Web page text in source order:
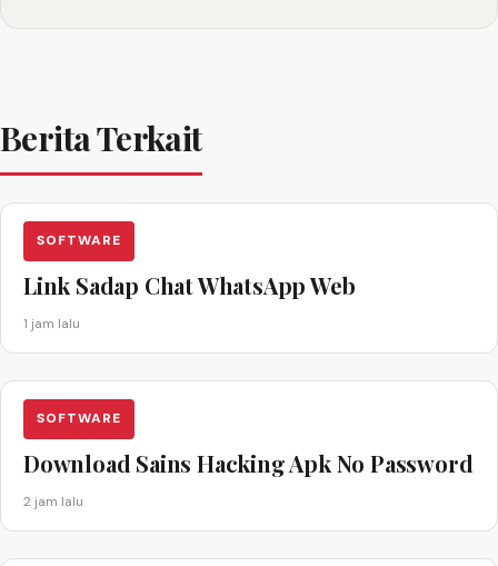
Berita Terkait
SOFTWARE
Link Sadap Chat WhatsApp Web
1 jam lalu
SOFTWARE
Download Sains Hacking Apk No Password
2 jam lalu